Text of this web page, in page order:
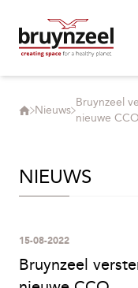
Nieuws
Bruynzeel
nieuwe CCO
NIEUWS
Bruynzeel
15-08-2022